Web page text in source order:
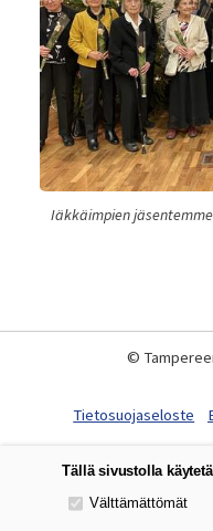
Iäkkäimpien
©
Tietosuojaseloste
Tällä sivustolla
Valitse käytettävät
Välttämättömät